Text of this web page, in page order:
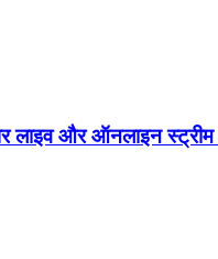
लाइव और ऑनलाइन